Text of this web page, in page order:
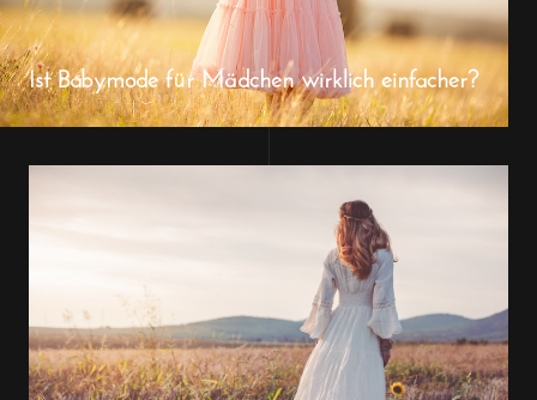
Ist Babymode für Mädchen wirklich einfacher?